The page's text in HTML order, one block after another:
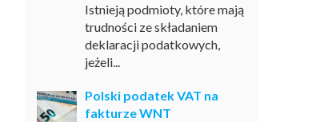
Istnieją podmioty, które mają
trudności ze składaniem
deklaracji podatkowych,
jeżeli...
Polski podatek VAT na
fakturze WNT